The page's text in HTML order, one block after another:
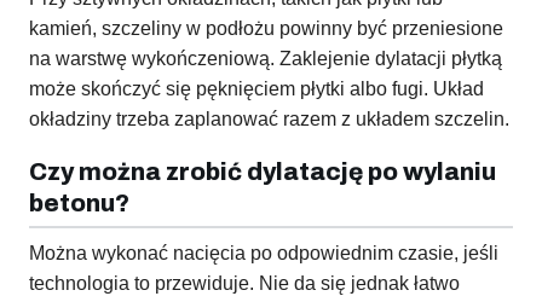
kamień, szczeliny w podłożu powinny być przeniesione
na warstwę wykończeniową. Zaklejenie dylatacji płytką
może skończyć się pęknięciem płytki albo fugi. Układ
okładziny trzeba zaplanować razem z układem szczelin.
Czy można zrobić dylatację po wylaniu
betonu?
Można wykonać nacięcia po odpowiednim czasie, jeśli
technologia to przewiduje. Nie da się jednak łatwo